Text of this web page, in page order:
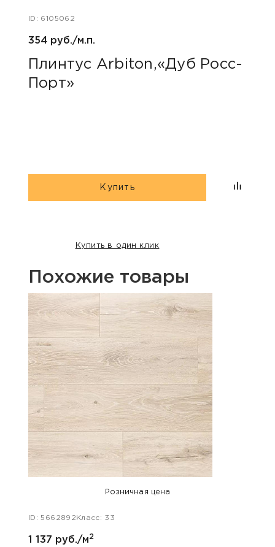
ID: 6105062
354 руб./м.п.
Плинтус Arbiton,«Дуб Росс-
Порт»
Купить
Купить в один клик
Похожие товары
Розничная цена
ID: 5662892 Класс: 33
1 137 руб./м2